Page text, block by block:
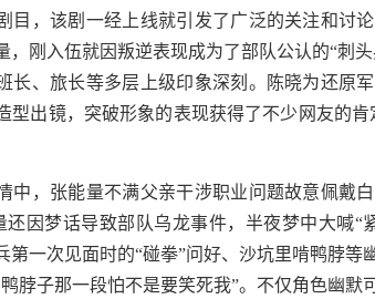
目，该剧一经上线就引发了广泛的关注和讨
，刚入伍就因叛逆表现成为了部队公认的“刺
长、旅长等多层上级印象深刻。陈晓为还原
型出镜，突破形象的表现获得了不少网友的
，张能量不满父亲干涉职业问题故意佩戴白
还因梦话导致部队乌龙事件，半夜梦中大喊“
第一次见面时的“碰拳”问好、沙坑里啃鸭脖
脖子那一段怕不是要笑死我”。不仅角色幽默